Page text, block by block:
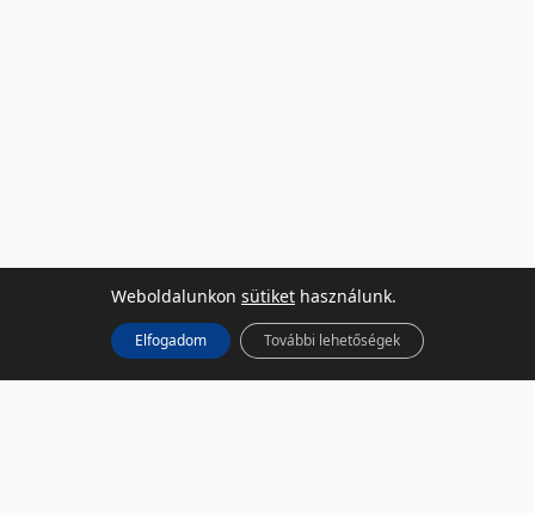
Weboldalunkon sütiket használunk.
Elfogadom További lehetőségek